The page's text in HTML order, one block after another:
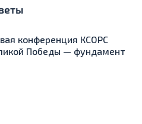
конференция КСОРС
Победы — фундамент